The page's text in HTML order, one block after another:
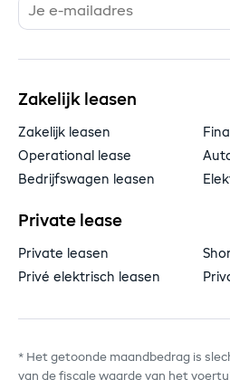
Zakelijk leasen
Zakelijk leasen
Operational lease
Bedrijfswagen leasen
Private lease
Private leasen
Privé elektrisch leasen
* Het getoonde maandbedrag is
van de fiscale waarde van het